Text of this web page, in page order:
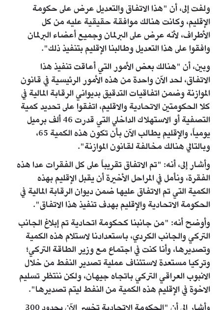
ولفت إلى، أن "هذا الاتفاق والتعديل عرض على حكومة
الإقليم، وكانت هنالك موافقة حقيقية عليه من كل
الأطراف، لأنه عرض على البرلمان وجميع أعضاء البرلمان
وافقوا على هذا التعديل وطالبنا الإقليم بتنفيذ ذلك".
وبين، أن "هنالك بعض الأمور التي أعاقت تنفيذ هذا
الاتفاق، لحد الآن واحدة من هذه الأمور الرئيسية في قانون
الموازنة وضمن اتفاقيات التدقيق بديواني الرقابة المالية في
كلا الحكومتين الاتحادية والاقليم، اتفقوا على تحديد كمية
التصفية أو الاستهلاك الداخلي التي قدرت 46 ألف برميل
يومياً، والإقليم يطالب الآن بأن تكون هذه الكمية 65،
وبالتالي هنالك مخالفة لقانون الموازنة".
وأشار إلى، أنه: "تم الاتفاق تقريباً على كل الفقرات عدا هذه
الفقرة، ونأمل في المراحل الأخيرة أن يقبل الإقليم بهذه
الكمية التي تم الاتفاق عليها ضمن ديوان الرقابة المالية في
الحكومة الاتحادية والإقليم بهدف تنفيذ هذا الاتفاق".
وأوضح أنه: "من جانبنا كحكومة اتحادية تم إبلاغ الجانب
التركي والجانب الكردي، باستعدادنا لاستلام هذه الكمية
وتصديرها، وأنا كنت في اجتماع مع وزير الطاقة التركي؛
وتركيا مستعدة لاستئناف عملية تصدير النفط من خلال
الانبوب العراقي التركي باتجاه جيهان، ولكن ننتظر تسليم
الاخوة في الإقليم هذه الكمية من النفط ليتم تصديرها".